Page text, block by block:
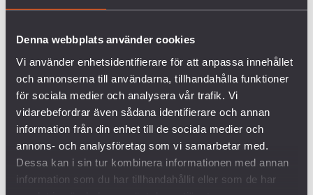
Denna webbplats använder cookies
Vi använder enhetsidentifierare för att anpassa innehållet
och annonserna till användarna, tillhandahålla funktioner
för sociala medier och analysera vår trafik. Vi
vidarebefordrar även sådana identifierare och annan
information från din enhet till de sociala medier och
annons- och analysföretag som vi samarbetar med.
Dessa kan i sin tur kombinera informationen med annan
information som du har tillhandahållit eller som de har
FÖRETAGEN INOM VAPENINDUSTRIN
VANLIGA FRÅGOR OCH SVAR OM KRIGET I
UKRAINA
SVERIGES VAPENHANDEL MED ISRAEL